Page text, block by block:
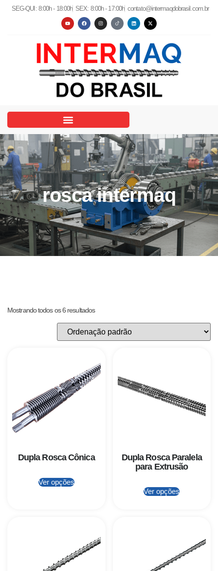
SEG-QUI: 8:00h - 18:00h SEX: 8:00h - 17:00h contato@intermaqdobrasil.com.br
rosca intermaq
Mostrando todos os 6 resultados
Dupla Rosca Cônica
Ver opções
Dupla Rosca Paralela
para Extrusão
Ver opções